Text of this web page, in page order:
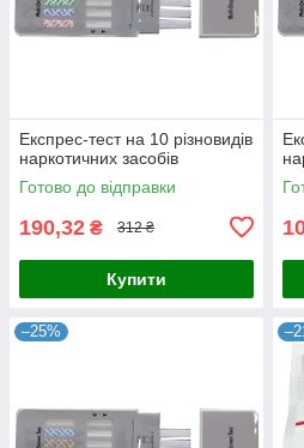
Експрес-тест на 10 різновидів
наркотичних засобів
Готово до відправки
190,32 ₴ 312 ₴
Купити
–25%